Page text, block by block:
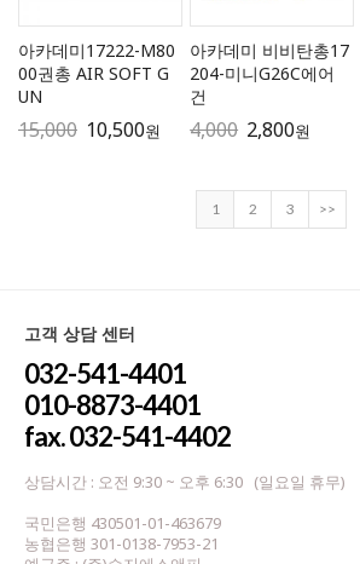
아카데미17222-M80
00권총 AIR SOFT G
UN
15,000 10,500원
아카데미 비비탄총17
204-미니G26C에어
건
4,000 2,800원
1 2 3 >>
고객 상담 센터
032-541-4401
010-8873-4401
fax. 032-541-4402
상담시간 : 오전 9:30 ~ 오후 6:30 (일요일 휴무)
국민은행 430501-01-463679
농협은행 301-0138-7953-21